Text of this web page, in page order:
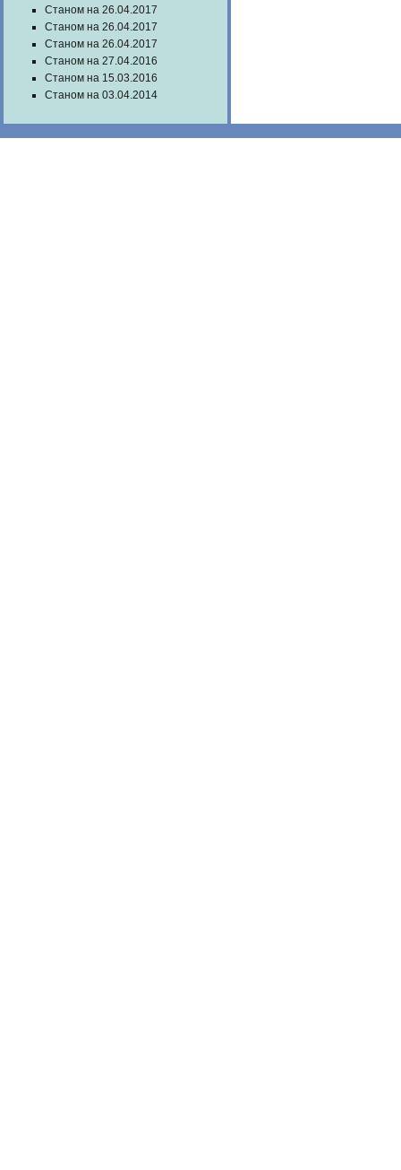
Станом на 26.04.2017
Станом на 26.04.2017
Станом на 26.04.2017
Станом на 27.04.2016
Станом на 15.03.2016
Станом на 03.04.2014